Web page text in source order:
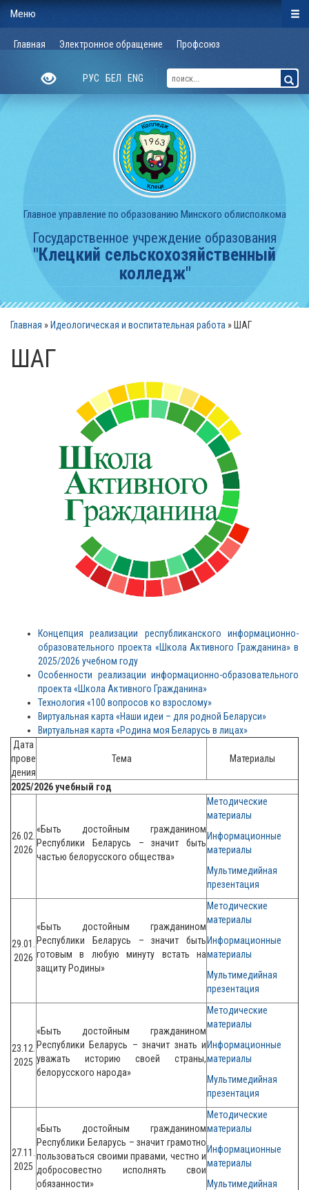
Главная Электронное обращение Профсоюз
РУС БЕЛ ENG
Главное управление по образованию Минского облисполкома
Государственное учреждение образования
"Клецкий сельскохозяйственный
колледж"
Главная » Идеологическая и воспитательная работа » ШАГ
ШАГ
Концепция реализации республиканского информационно-
образовательного проекта «Школа Активного Гражданина» в
2025/2026 учебном году
Особенности реализации информационно-образовательного
проекта «Школа Активного Гражданина»
Технология «100 вопросов ко взрослому»
Виртуальная карта «Наши идеи – для родной Беларуси»
Виртуальная карта «Родина моя Беларусь в лицах»
Дата
прове
дения
Тема Материалы
2025/2026 учебный год
26.02.
2026
«Быть достойным гражданином
Республики Беларусь – значит быть
частью белорусского общества»
Методические
материалы
Информационные
материалы
Мультимедийная
презентация
29.01.
2026
«Быть достойным гражданином
Республики Беларусь – значит быть
готовым в любую минуту встать на
защиту Родины»
Методические
материалы
Информационные
материалы
Мультимедийная
презентация
23.12.
2025
«Быть достойным гражданином
Республики Беларусь – значит знать и
уважать историю своей страны,
белорусского народа»
Методические
материалы
Информационные
материалы
Мультимедийная
презентация
27.11.
2025
«Быть достойным гражданином
Республики Беларусь – значит грамотно
пользоваться своими правами, честно и
добросовестно исполнять свои
обязанности»
Методические
материалы
Информационные
материалы
Мультимедийная
Меню